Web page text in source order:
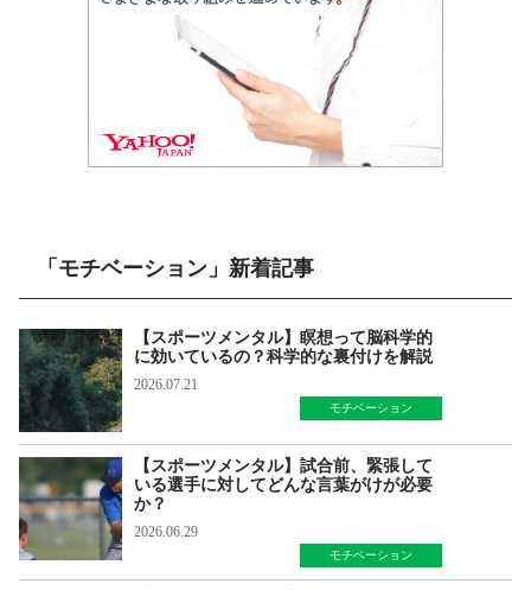
「モチベーション」新着記事
【スポーツメンタル】瞑想って脳科学的
に効いているの？科学的な裏付けを解説
2026.07.21
モチベーション
【スポーツメンタル】試合前、緊張して
いる選手に対してどんな言葉がけが必要
か？
2026.06.29
モチベーション